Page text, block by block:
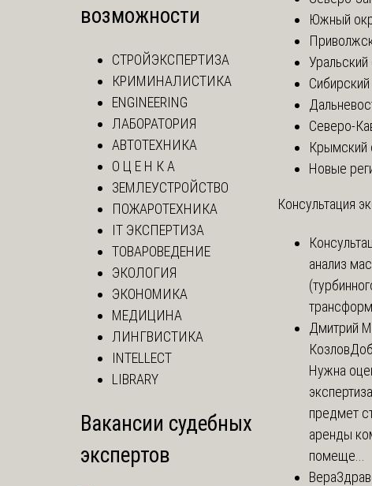
возможности
СТРОЙЭКСПЕРТИЗА
КРИМИНАЛИСТИКА
ENGINEERING
ЛАБОРАТОРИЯ
АВТОТЕХНИКА
О Ц Е Н К А
ЗЕМЛЕУСТРОЙСТВО
ПОЖАРОТЕХНИКА
IT ЭКСПЕРТИЗА
ТОВАРОВЕДЕНИЕ
ЭКОЛОГИЯ
ЭКОНОМИКА
МЕДИЦИНА
ЛИНГВИСТИКА
INTELLECT
LIBRARY
Вакансии судебных
экспертов
Южный
Уральский
Сибирский
Северо-
Крымский
Новые
Консультация
анализ
Дмитрий
Козлов
Нужна
предмет
аренды
помеще...
Вера